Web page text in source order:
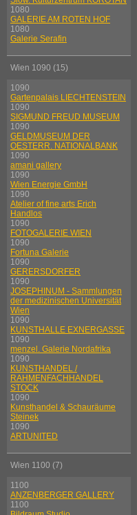
1080
GALERIE AM ROTEN HOF
1080
Galerie Serafin
Wien 1090 (15)
1090
Gartenpalais LIECHTENSTEIN
1090
SIGMUND FREUD MUSEUM
1090
GELDMUSEUM DER
OESTERR. NATIONALBANK
1090
amani gallery
1090
Wien Energie GmbH
1090
Atelier of fine arts Erich
Handlos
1090
FOTOGALERIE WIEN
1090
Fortuna Galerie
1090
GERERSDORFER
1090
JOSEPHINUM - Sammlungen
der medizinischen Universität
Wien
1090
KUNSTHALLE EXNERGASSE
1090
menzel. Galerie Nordafrika
1090
KUNSTHANDEL /
RAHMENFACHHANDEL
STOCK
1090
Kunsthandel & Schauräume
Steinek
1090
ARTUNITED
Wien 1100 (7)
1100
ANZENBERGER GALLERY
1100